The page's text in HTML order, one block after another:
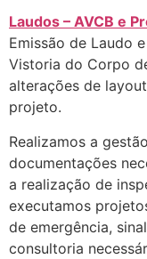
Laudos – AVCB e
Emissão de Laudo
Vistoria do Corpo
alterações de
projeto.
Realizamos a
documentações
a realização de
executamos
de emergência,
consultoria